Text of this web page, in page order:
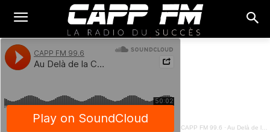
CAPP FM 99.6 · Au Delà de la Chronique - La vie comme un jeu de questions réponses - 23 Mars 2023